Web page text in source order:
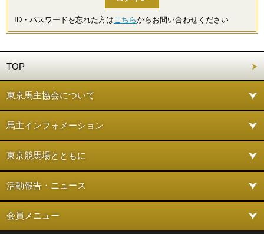
ID・パスワードを忘れた方はこちらからお問い合わせください
TOP
東京馬主協会について
馬主インフォメーション
東京競馬場とともに
活動報告・ニュース
会員メニュー